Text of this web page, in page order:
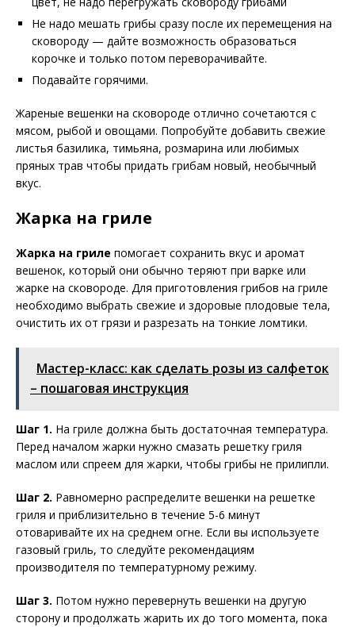
Не надо мешать грибы сразу после их перемещения на
сковороду — дайте возможность образоваться
корочке и только потом переворачивайте.
Подавайте горячими.
Жареные вешенки на сковороде отлично сочетаются с
мясом, рыбой и овощами. Попробуйте добавить свежие
листья базилика, тимьяна, розмарина или любимых
пряных трав чтобы придать грибам новый, необычный
вкус.
Жарка на гриле
Жарка на гриле помогает сохранить вкус и аромат
вешенок, который они обычно теряют при варке или
жарке на сковороде. Для приготовления грибов на гриле
необходимо выбрать свежие и здоровые плодовые тела,
очистить их от грязи и разрезать на тонкие ломтики.
Мастер-класс: как сделать розы из салфеток
– пошаговая инструкция
Шаг 1. На гриле должна быть достаточная температура.
Перед началом жарки нужно смазать решетку гриля
маслом или спреем для жарки, чтобы грибы не прилипли.
Шаг 2. Равномерно распределите вешенки на решетке
гриля и приблизительно в течение 5-6 минут
отоваривайте их на среднем огне. Если вы используете
газовый гриль, то следуйте рекомендациям
производителя по температурному режиму.
Шаг 3. Потом нужно перевернуть вешенки на другую
сторону и продолжать жарить их до того момента, пока